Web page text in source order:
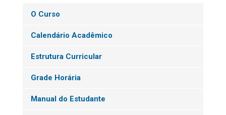
O Curso
Calendário Acadêmico
Estrutura Curricular
Grade Horária
Manual do Estudante